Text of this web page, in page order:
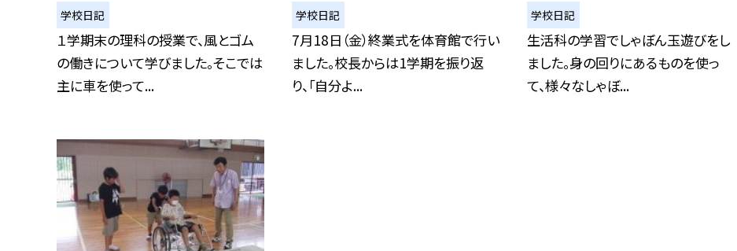
学校日記
１学期末の理科の授業で、風とゴム
の働きについて学びました。そこでは
主に車を使って...
学校日記
7月18日（金）終業式を体育館で行い
ました。校長からは1学期を振り返
り、「自分よ...
学校日記
生活科の学習でしゃぼん玉遊びをし
ました。身の回りにあるものを使っ
て、様々なしゃぼ...